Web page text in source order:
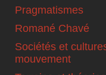
Pragmatismes
Romané Chavé
Sociétés et
mouvement